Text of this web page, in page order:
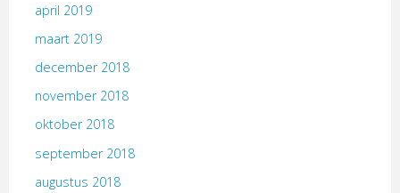
april 2019
maart 2019
december 2018
november 2018
oktober 2018
september 2018
augustus 2018